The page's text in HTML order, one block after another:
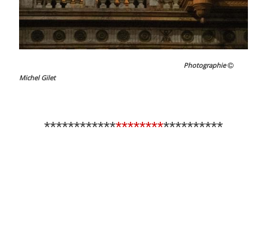
Photographie
Michel Gilet
******************************